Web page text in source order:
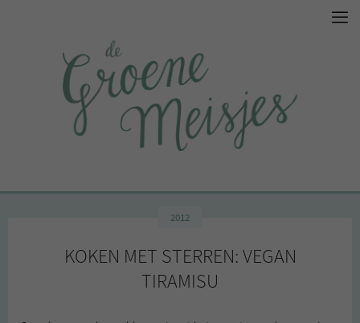
2012
KOKEN MET STERREN: VEGAN
TIRAMISU